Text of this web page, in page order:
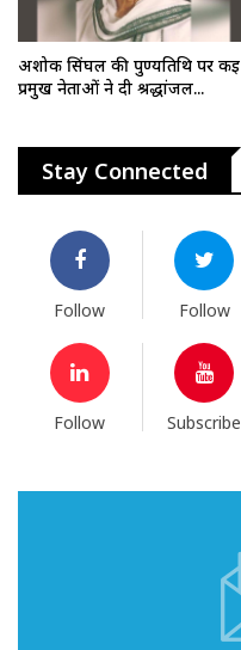
अशोक सिंघल की पुण्यतिथि पर कई
प्रमुख नेताओं ने दी श्रद्धांजल...
Stay Connected
Follow Follow
Follow Subscribe